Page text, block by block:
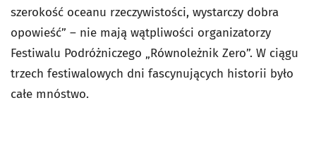
szerokość oceanu rzeczywistości, wystarczy dobra
opowieść” – nie mają wątpliwości organizatorzy
Festiwalu Podróżniczego „Równoleżnik Zero”. W ciągu
trzech festiwalowych dni fascynujących historii było
całe mnóstwo.